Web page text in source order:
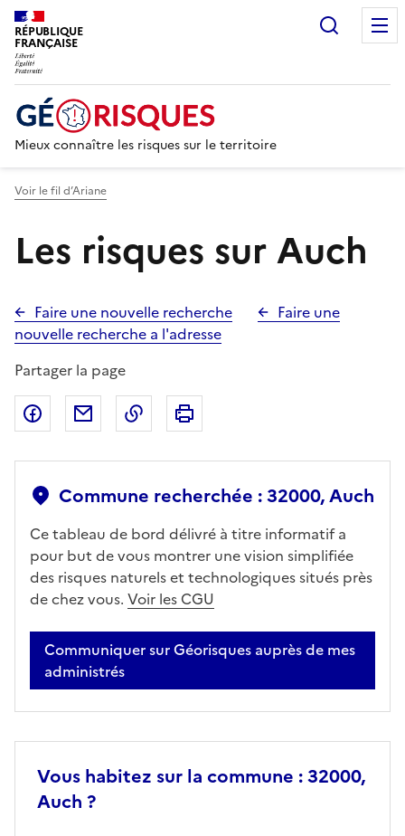
RÉPUBLIQUE
FRANÇAISE
Mieux connaître les risques sur le territoire
Voir le fil d’Ariane
Les risques sur Auch
Faire une nouvelle recherche
Faire une
nouvelle recherche a l'adresse
Partager la page
Partager sur Facebook
Partager par emailCopier dans le presse-papier
Commune recherchée : 32000, Auch
Ce tableau de bord délivré à titre informatif a
pour but de vous montrer une vision simplifiée
des risques naturels et technologiques situés près
de chez vous. Voir les CGU
Communiquer sur Géorisques auprès de mes
administrés
Vous habitez sur la commune : 32000,
Auch ?